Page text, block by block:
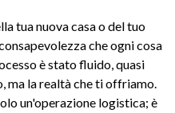
tua nuova casa o del tuo
che ogni cosa
è stato fluido, quasi
ma la realtà che ti offriamo.
un'operazione logistica; è